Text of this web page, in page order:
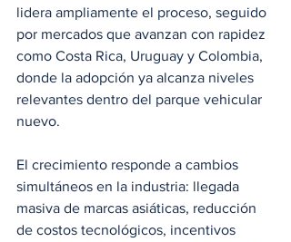
lidera ampliamente el proceso, seguido
por mercados que avanzan con rapidez
como Costa Rica, Uruguay y Colombia,
donde la adopción ya alcanza niveles
relevantes dentro del parque vehicular
nuevo.
El crecimiento responde a cambios
simultáneos en la industria: llegada
masiva de marcas asiáticas, reducción
de costos tecnológicos, incentivos